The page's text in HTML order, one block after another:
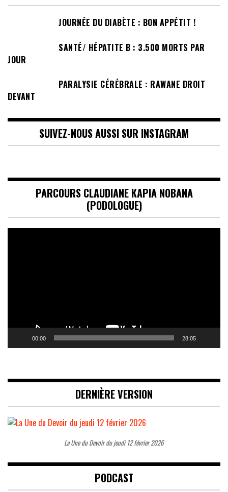
JOURNÉE DU DIABÈTE : BON APPÉTIT !
SANTÉ/ HÉPATITE B : 3.500 MORTS PAR
JOUR
PARALYSIE CÉRÉBRALE : RAWANE DROIT
DEVANT
SUIVEZ-NOUS AUSSI SUR INSTAGRAM
PARCOURS CLAUDIANE KAPIA NOBANA
(PODOLOGUE)
00:00 28:05
DERNIÈRE VERSION
La Une du Devoir du jeudi 12 février 2026
PODCAST